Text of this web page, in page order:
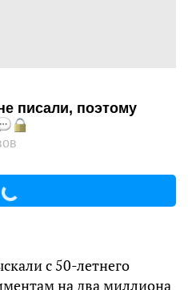
писали, поэтому
с 50-летнего
на два миллиона